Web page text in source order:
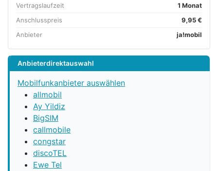
Vertragslaufzeit
1 Monat
Anschlusspreis
9,95 €
Anbieter
ja!mobil
Anbieterdirektauswahl
Mobilfunkanbieter auswählen
allmobil
Ay Yildiz
BigSIM
callmobile
congstar
discoTEL
Ewe Tel